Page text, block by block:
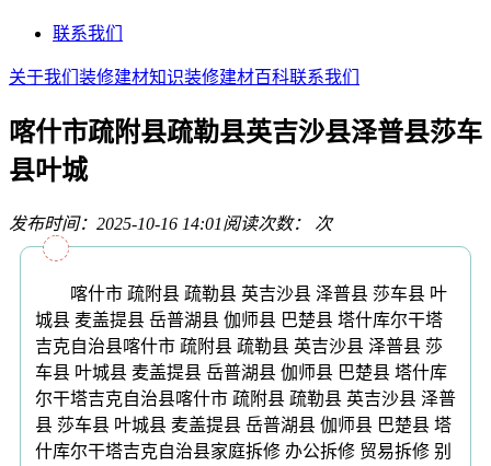
联系我们
关于我们 装修建材知识装修建材百科联系我们
喀什市疏附县疏勒县英吉沙县泽普县莎车
县叶城
发布时间：2025-10-16 14:01阅读次数： 次
喀什市 疏附县 疏勒县 英吉沙县 泽普县 莎车县 叶
城县 麦盖提县 岳普湖县 伽师县 巴楚县 塔什库尔干塔
吉克自治县喀什市 疏附县 疏勒县 英吉沙县 泽普县 莎
车县 叶城县 麦盖提县 岳普湖县 伽师县 巴楚县 塔什库
尔干塔吉克自治县喀什市 疏附县 疏勒县 英吉沙县 泽普
县 莎车县 叶城县 麦盖提县 岳普湖县 伽师县 巴楚县 塔
什库尔干塔吉克自治县家庭拆修 办公拆修 贸易拆修 别